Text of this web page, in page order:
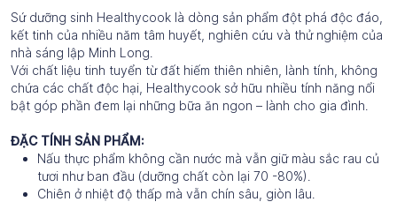
Sứ dưỡng sinh Healthycook là dòng sản phẩm đột phá độc đáo,
kết tinh của nhiều năm tâm huyết, nghiên cứu và thử nghiệm của
nhà sáng lập Minh Long.
Với chất liệu tinh tuyển từ đất hiếm thiên nhiên, lành tính, không
chứa các chất độc hại, Healthycook sở hữu nhiều tính năng nổi
bật góp phần đem lại những bữa ăn ngon – lành cho gia đình.
ĐẶC TÍNH SẢN PHẨM:
Nấu thực phẩm không cần nước mà vẫn giữ màu sắc rau củ
tươi như ban đầu (dưỡng chất còn lại 70 -80%).
Chiên ở nhiệt độ thấp mà vẫn chín sâu, giòn lâu.